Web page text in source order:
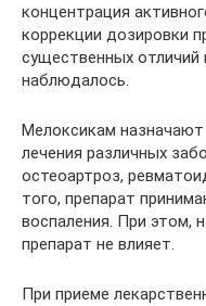
концентрация
коррекции дозировки
существенных отличий
наблюдалось.
Мелоксикам
лечения различных
остеоартроз,
того, препарат
воспаления. При этом,
препарат не влияет.
При приеме